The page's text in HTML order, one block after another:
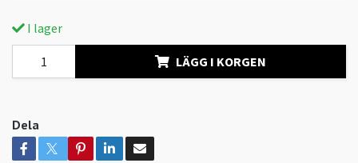
I lager
LÄGG I KORGEN
Dela